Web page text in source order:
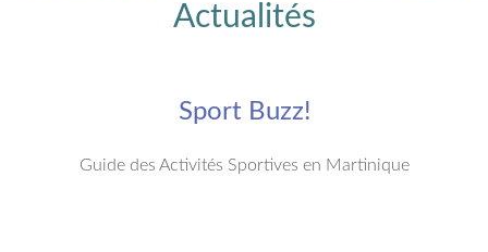
Actualités
Sport Buzz!
Guide des Activités Sportives en Martinique